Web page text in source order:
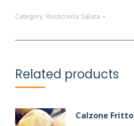
Category: Rosticceria Salata
Related products
Calzone Fritto